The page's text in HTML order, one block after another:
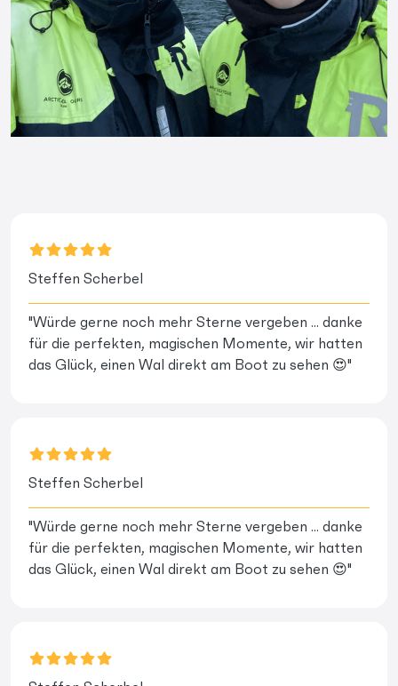
Steffen Scherbel
"Würde gerne noch mehr Sterne vergeben ... danke
für die perfekten, magischen Momente, wir hatten
das Glück, einen Wal direkt am Boot zu sehen 😍"
Steffen Scherbel
"Würde gerne noch mehr Sterne vergeben ... danke
für die perfekten, magischen Momente, wir hatten
das Glück, einen Wal direkt am Boot zu sehen 😍"